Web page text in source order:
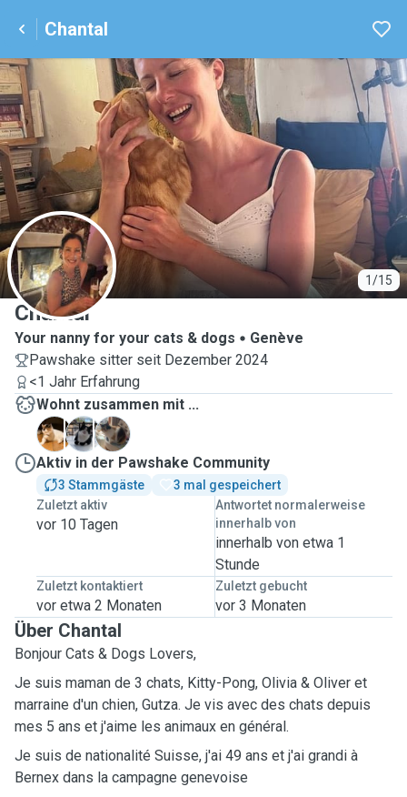
Chantal
1/15
C
Chantal
Your nanny for your cats & dogs
Genève
Pawshake sitter seit Dezember 2024
<1 Jahr Erfahrung
Wohnt zusammen mit ...
K
O
O
Aktiv in der Pawshake Community
3 Stammgäste
3 mal gespeichert
Zuletzt aktiv
vor 10 Tagen
Antwortet normalerweise
innerhalb von
innerhalb von etwa 1
Stunde
Zuletzt kontaktiert
vor etwa 2 Monaten
Zuletzt gebucht
vor 3 Monaten
Über Chantal
Bonjour Cats & Dogs Lovers,
Je suis maman de 3 chats, Kitty-Pong, Olivia & Oliver et
marraine d'un chien, Gutza. Je vis avec des chats depuis
mes 5 ans et j'aime les animaux en général.
Je suis de nationalité Suisse, j'ai 49 ans et j'ai grandi à
Bernex dans la campagne genevoise